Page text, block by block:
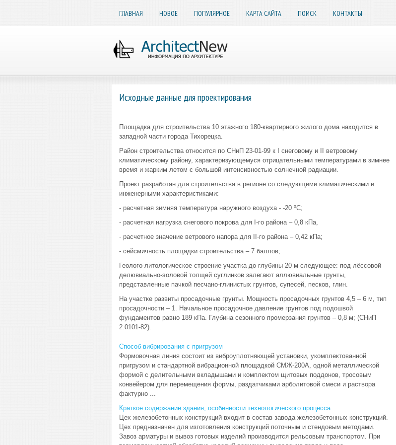
ГЛАВНАЯ НОВОЕ ПОПУЛЯРНОЕ КАРТА САЙТА ПОИСК КОНТАКТЫ
Исходные данные для проектирования
Площадка для строительства 10 этажного 180-квартирного жилого дома находится в
западной части города Тихорецка.
Район строительства относится по СНиП 23-01-99 к I снеговому и II ветровому
климатическому району, характеризующемуся отрицательными температурами в зимнее
время и жарким летом с большой интенсивностью солнечной радиации.
Проект разработан для строительства в регионе со следующими климатическими и
инженерными характеристиками:
- расчетная зимняя температура наружного воздуха - -20 ºС;
- расчетная нагрузка снегового покрова для I-го района – 0,8 кПа,
- расчетное значение ветрового напора для II-го района – 0,42 кПа;
- сейсмичность площадки строительства – 7 баллов;
Геолого-литологическое строение участка до глубины 20 м следующее: под лёссовой
делювиально-эоловой толщей суглинков залегают аллювиальные грунты,
представленные пачкой песчано-глинистых грунтов, супесей, песков, глин.
На участке развиты просадочные грунты. Мощность просадочных грунтов 4,5 – 6 м, тип
просадочности – 1. Начальное просадочное давление грунтов под подошвой
фундаментов равно 189 кПа. Глубина сезонного промерзания грунтов – 0,8 м; (СНиП
2.0101-82).
Способ вибрирования с пригрузом
Формовочная линия состоит из виброуплотняющей установки, укомплектованной
пригрузом и стандартной вибрационной площадкой СМЖ-200А, одной металлической
формой с делительными вкладышами и комплектом щитовых поддонов, тросовым
конвейером для перемещения формы, раздатчиками арболитовой смеси и раствора
фактурно ...
Краткое содержание здания, особенности технологического процесса
Цех железобетонных конструкций входит в состав завода железобетонных конструкций.
Цех предназначен для изготовления конструкций поточным и стендовым методами.
Завоз арматуры и вывоз готовых изделий производится рельсовым транспортом. При